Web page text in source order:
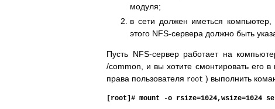
модуля;
в сети должен иметься
этого NFS-сервера должно быть
Пусть NFS-сервер работает на
/common, и вы хотите смонтировать его в
права пользователя root ) выполнить
[root]# mount -o rsize=1024,wsize=1024